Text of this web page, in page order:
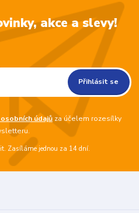
akce a slevy!
Přihlásit se
údajůza účelem rozesílky
Zasíláme jednou za 14 dní.